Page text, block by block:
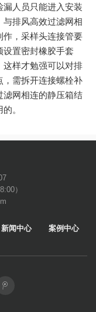
人员只能进入安装
排风高效过滤网相
作，采样头连接管要
置密封橡胶手套
这样才勉强可以对排
，需拆开连接螺栓补
滤网相连的静压箱结
。
）
新闻中心 案例中心